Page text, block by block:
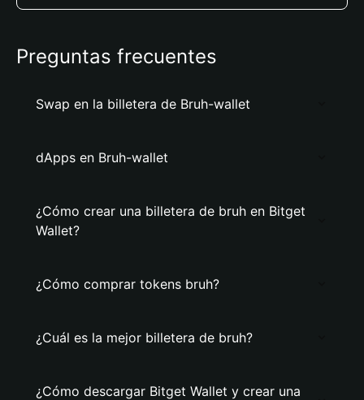
Preguntas frecuentes
Swap en la billetera de Bruh-wallet
dApps en Bruh-wallet
¿Cómo crear una billetera de bruh en Bitget
Wallet?
¿Cómo comprar tokens bruh?
¿Cuál es la mejor billetera de bruh?
¿Cómo descargar Bitget Wallet y crear una